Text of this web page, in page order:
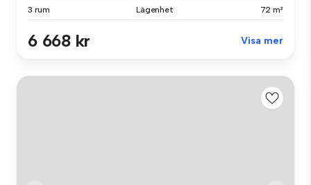
3 rum Lägenhet 72 m²
6 668 kr Visa mer